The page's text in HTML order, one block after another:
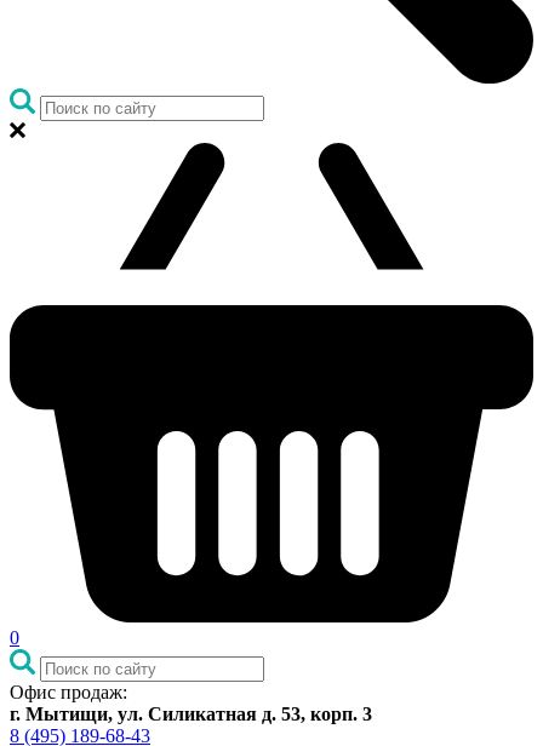
0
Офис продаж:
г. Мытищи, ул. Силикатная д. 53, корп. 3
8 (495) 189-68-43